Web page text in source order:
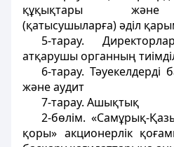
құқықтары және
(қатысушыларға) әділ
5-тарау.
атқарушы органның
6-тарау. Тәуекелдерді
және аудит
7-тарау. Ашықтық
2-бөлім. «Самұрық-
қоры» акционерлік